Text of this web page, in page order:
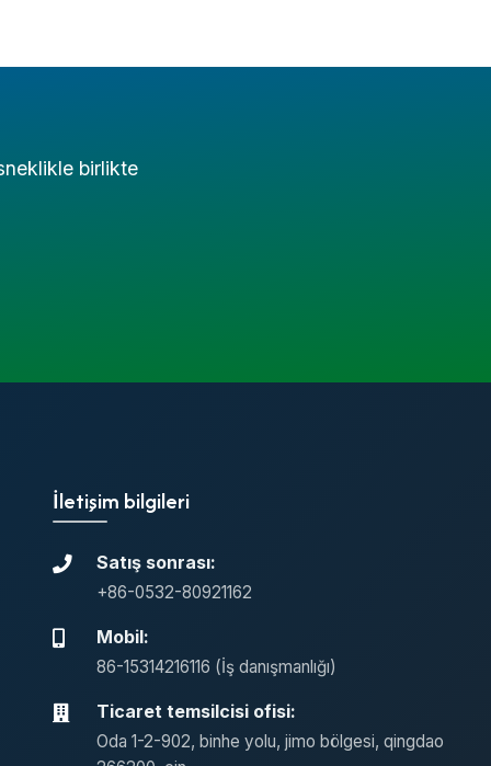
birlikte
İletişim bilgileri
Satış sonrası:
+86-0532-80921162
Mobil:
86-15314216116 (İş danışmanlığı)
Ticaret temsilcisi ofisi:
Oda 1-2-902, binhe yolu, jimo bölgesi, qingdao